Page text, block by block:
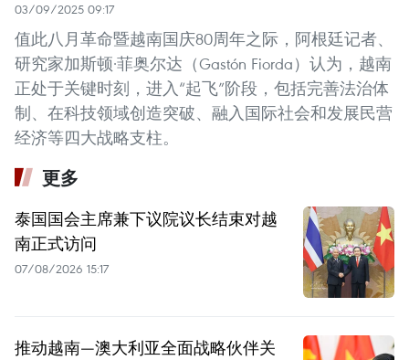
03/09/2025 09:17
值此八月革命暨越南国庆80周年之际，阿根廷记者、
研究家加斯顿·菲奥尔达（Gastón Fiorda）认为，越南
正处于关键时刻，进入“起飞”阶段，包括完善法治体
制、在科技领域创造突破、融入国际社会和发展民营
经济等四大战略支柱。
更多
泰国国会主席兼下议院议长结束对越
南正式访问
07/08/2026 15:17
推动越南—澳大利亚全面战略伙伴关